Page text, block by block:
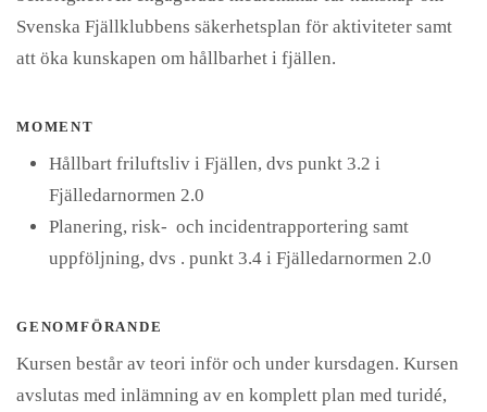
Svenska Fjällklubbens säkerhetsplan för aktiviteter samt
att öka kunskapen om hållbarhet i fjällen.
MOMENT
Hållbart friluftsliv i Fjällen, dvs punkt 3.2 i
Fjälledarnormen 2.0
Planering, risk- och incidentrapportering samt
uppföljning, dvs . punkt 3.4 i Fjälledarnormen 2.0
GENOMFÖRANDE
Kursen består av teori inför och under kursdagen. Kursen
avslutas med inlämning av en komplett plan med turidé,